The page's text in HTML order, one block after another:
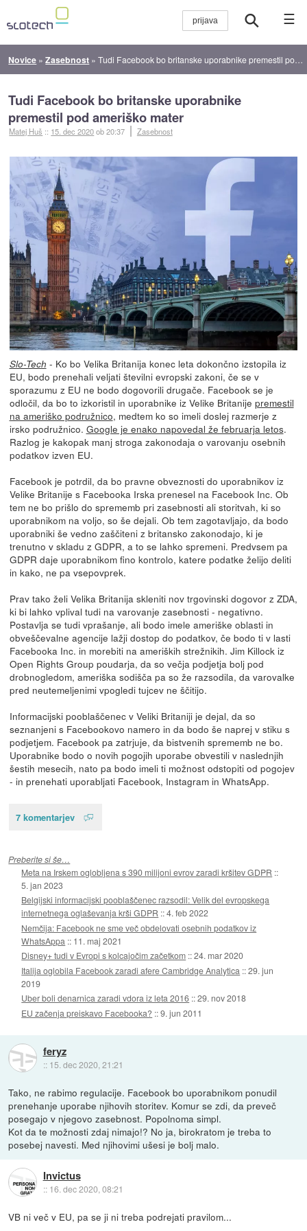
☰
Novice »Zasebnost »Tudi Facebook bo britanske uporabnike premestil pod ameriško mater
Tudi Facebook bo britanske uporabnike
premestil pod ameriško mater
Matej Huš :: 15. dec 2020ob 20:37 Zasebnost
Slo-Tech - Ko bo Velika Britanija konec leta dokončno izstopila iz
EU, bodo prenehali veljati številni evropski zakoni, če se v
sporazumu z EU ne bodo dogovorili drugače. Facebook se je
odločil, da bo to izkoristil in uporabnike iz Velike Britanije premestil
na ameriško podružnico, medtem ko so imeli doslej razmerje z
irsko podružnico. Google je enako napovedal že februarja letos.
Razlog je kakopak manj stroga zakonodaja o varovanju osebnih
podatkov izven EU.
Facebook je potrdil, da bo pravne obveznosti do uporabnikov iz
Velike Britanije s Facebooka Irska prenesel na Facebook Inc. Ob
tem ne bo prišlo do sprememb pri zasebnosti ali storitvah, ki so
uporabnikom na voljo, so še dejali. Ob tem zagotavljajo, da bodo
uporabniki še vedno zaščiteni z britansko zakonodajo, ki je
trenutno v skladu z GDPR, a to se lahko spremeni. Predvsem pa
GDPR daje uporabnikom fino kontrolo, katere podatke želijo deliti
in kako, ne pa vsepovprek.
Prav tako želi Velika Britanija skleniti nov trgovinski dogovor z ZDA,
ki bi lahko vplival tudi na varovanje zasebnosti - negativno.
Postavlja se tudi vprašanje, ali bodo imele ameriške oblasti in
obveščevalne agencije lažji dostop do podatkov, če bodo ti v lasti
Facebooka Inc. in morebiti na ameriških strežnikih. Jim Killock iz
Open Rights Group poudarja, da so večja podjetja bolj pod
drobnogledom, ameriška sodišča pa so že razsodila, da varovalke
pred neutemeljenimi vpogledi tujcev ne ščitijo.
Informacijski pooblaščenec v Veliki Britaniji je dejal, da so
seznanjeni s Facebookovo namero in da bodo še naprej v stiku s
podjetjem. Facebook pa zatrjuje, da bistvenih sprememb ne bo.
Uporabnike bodo o novih pogojih uporabe obvestili v naslednjih
šestih mesecih, nato pa bodo imeli ti možnost odstopiti od pogojev
- in prenehati uporabljati Facebook, Instagram in WhatsApp.
7 komentarjev
Preberite si še…
Meta na Irskem oglobljena s 390 milijoni evrov zaradi kršitev GDPR ::
5. jan 2023
Belgijski informacijski pooblaščenec razsodil: Velik del evropskega
internetnega oglaševanja krši GDPR ::4. feb 2022
Nemčija: Facebook ne sme več obdelovati osebnih podatkov iz
WhatsAppa :: 11. maj 2021
Disney+ tudi v Evropi s kolcajočim začetkom ::24. mar 2020
Italija oglobila Facebook zaradi afere Cambridge Analytica ::29. jun
2019
Uber boli denarnica zaradi vdora iz leta 2016 ::29. nov 2018
EU začenja preiskavo Facebooka? ::9. jun 2011
feryz
:: 15. dec 2020, 21:21
Tako, ne rabimo regulacije. Facebook bo uporabnikom ponudil
prenehanje uporabe njihovih storitev. Komur se zdi, da preveč
posegajo v njegovo zasebnost. Popolnoma simpl.
Kot da te možnosti zdaj nimajo!? No ja, birokratom je treba to
posebej navesti. Med njihovimi ušesi je bolj malo.
Invictus
:: 16. dec 2020, 08:21
VB ni več v EU, pa se ji ni treba podrejati pravilom...